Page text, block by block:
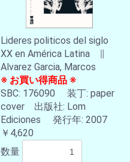
Lideres politicos del siglo
XX en América Latina ∥
Alvarez Garcia, Marcos
※ お買い得商品 ※
SBC: 176090 装丁: paper
cover 出版社: Lom
Ediciones 発行年: 2007
￥4,620
数量